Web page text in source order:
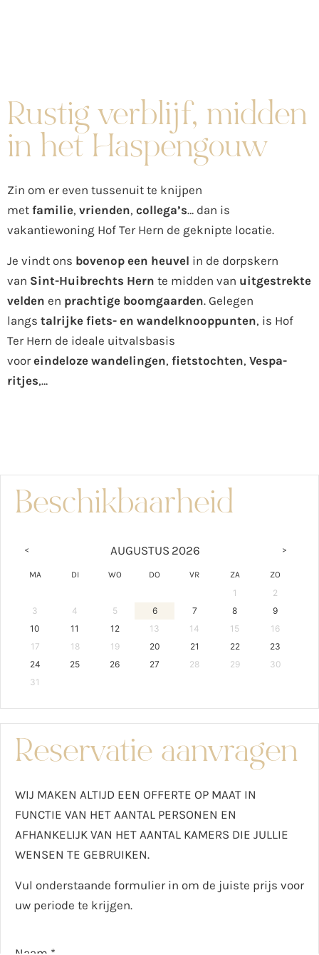
Rustig verblijf, midden
in het Haspengouw
Zin om er even tussenuit te knijpen
met familie, vrienden, collega’s… dan is
vakantiewoning Hof Ter Hern de geknipte locatie.
Je vindt ons bovenop een heuvel in de dorpskern
van Sint-Huibrechts Hern te midden van uitgestrekte
velden en prachtige boomgaarden. Gelegen
langs talrijke fiets- en wandelknooppunten, is Hof
Ter Hern de ideale uitvalsbasis
voor eindeloze wandelingen, fietstochten, Vespa-
ritjes,…
Beschikbaarheid
< AUGUSTUS 2026 >
MA DI WO DO VR ZA ZO
1
2
3
4 5 6 7 8
9
10
11 12 13 14 15
16
17
18 19 20 21 22
23
24
25 26 27 28 29
30
31
Reservatie aanvragen
WIJ MAKEN ALTIJD EEN OFFERTE OP MAAT IN
FUNCTIE VAN HET AANTAL PERSONEN EN
AFHANKELIJK VAN HET AANTAL KAMERS DIE JULLIE
WENSEN TE GEBRUIKEN.
Vul onderstaande formulier in om de juiste prijs voor
uw periode te krijgen.